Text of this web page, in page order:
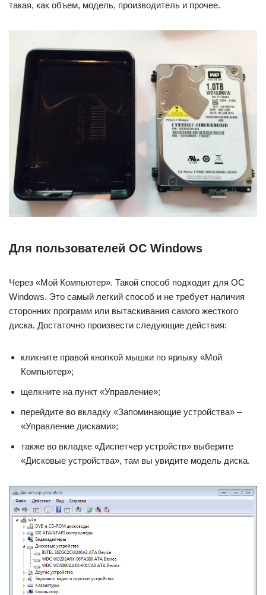
такая, как объем, модель, производитель и прочее.
Для пользователей ОС Windows
Через «Мой Компьютер». Такой способ подходит для ОС
Windows. Это самый легкий способ и не требует наличия
сторонних программ или вытаскивания самого жесткого
диска. Достаточно произвести следующие действия:
кликните правой кнопкой мышки по ярлыку «Мой
Компьютер»;
щелкните на пункт «Управление»;
перейдите во вкладку «Запоминающие устройства» –
«Управление дисками»;
также во вкладке «Диспетчер устройств» выберите
«Дисковые устройства», там вы увидите модель диска.